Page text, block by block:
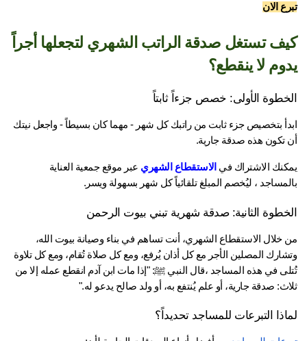
الان
كيف تستغل صدقة الراتب الشهري لتجعلها أجراً
لا ينقطع؟
الأولى: خصص جزءاً ثابتاً
ابدأ بتخصيص جزء ثابت من راتبك كل شهر - مهما كان بسيطاً - واجعل نيتك
تكون هذه صدقة جارية.
الاشتراك في الاستقطاع الشهري
عبر موقع جمعية العناية
، ليُخصم المبلغ تلقائياً كل شهر بسهولة ويسر.
الثانية: صدقة شهرية تبني بيوت الرحمن
من خلال الاستقطاع الشهري، أنت تساهم في بناء وصيانة بيوت الله،
وتشارك المصلين الأجر مع كل أذان يُرفع، ومع كل صلاة تُقام، ومع كل تلاوة
تُتلى في هذه المساجد ،قال النبي ﷺ: "إذا مات ابن آدم انقطع عمله إلا من
صدقة جارية، أو علم يُنتفع به، أو ولد صالح يدعو له."
التبرعات للمساجد تحديداً؟